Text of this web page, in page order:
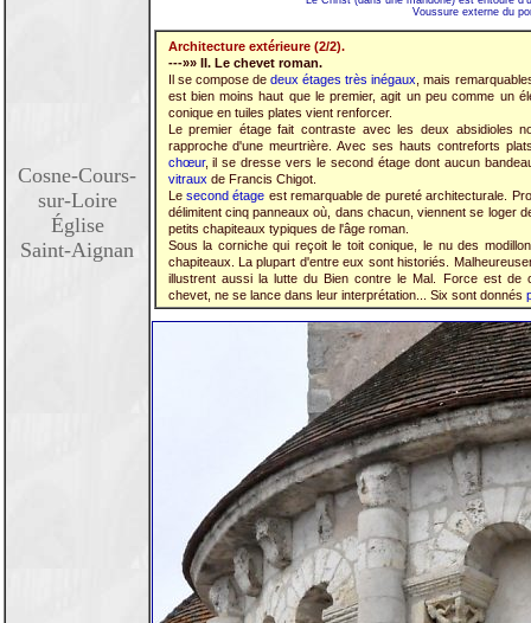
Cosne-Cours-
sur-Loire
Église
Saint-Aignan
Voussure externe du
Architecture extérieure (2/2).
---»» II. Le chevet roman.
Il se compose de deux étages très inégaux , mais
est bien moins haut que le premier, agit un peu comme un
conique en tuiles plates vient renforcer.
Le premier étage fait contraste avec les deux absidioles
rapproche d'une meurtrière. Avec ses hauts contreforts
chœur, il se dresse vers le second étage dont aucun
vitraux de Francis Chigot.
Le second étage est remarquable de pureté architecturale.
délimitent cinq panneaux où, dans chacun, viennent se loger
petits chapiteaux typiques de l'âge roman.
Sous la corniche qui reçoit le toit conique, le nu des
chapiteaux. La plupart d'entre eux sont historiés.
illustrent aussi la lutte du Bien contre le Mal. Force est de
chevet, ne se lance dans leur interprétation... Six sont donnés